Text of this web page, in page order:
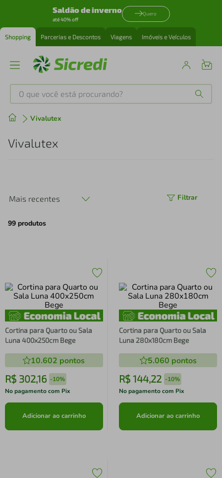
Saldão de inverno
até 40% off
Quero
Shopping Parcerias e Descontos Viagens Imóveis e Veículos
O que você está procurando?
Vivalutex
Vivalutex
Mais recentes Filtrar
99 produtos
Cortina para Quarto ou Sala
Luna 400x250cm Bege
10.602 pontos
R$ 302,16 -10%
No pagamento com Pix
Adicionar ao carrinho
Cortina para Quarto ou Sala
Luna 280x180cm Bege
5.060 pontos
R$ 144,22 -10%
No pagamento com Pix
Adicionar ao carrinho
Produtos mais buscados
tenis
perfume
4º air fryer